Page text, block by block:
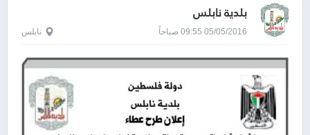
بلدية نابلس
05/05/2016 09:55 صباحاً نابلس